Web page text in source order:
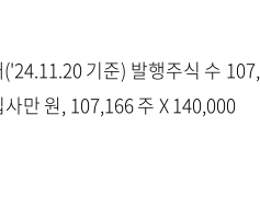
기준) 발행주식 수 107,
만 원, 107,166 주 X 140,000